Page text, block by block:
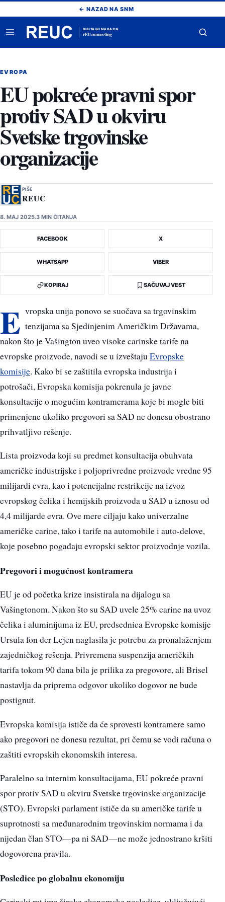
na
sadržaj
← NAZAD NA SNM
Otvori
meni
DIGITALNI MAGAZIN
rEUconnecting
EVROPA
EU pokreće pravni spor
protiv SAD u okviru
Svetske trgovinske
organizacije
PIŠE
REUC
8. MAJ 2025.3 MIN ČITANJA
FACEBOOK X
WHATSAPP VIBER
KOPIRAJ SAČUVAJ VEST
E vropska unija ponovo se suočava sa trgovinskim
tenzijama sa Sjedinjenim Američkim Državama,
nakon što je Vašington uveo visoke carinske tarife na
evropske proizvode, navodi se u izveštaju Evropske
komisije. Kako bi se zaštitila evropska industrija i
potrošači, Evropska komisija pokrenula je javne
konsultacije o mogućim kontramerama koje bi mogle biti
primenjene ukoliko pregovori sa SAD ne donesu obostrano
prihvatljivo rešenje.
Lista proizvoda koji su predmet konsultacija obuhvata
američke industrijske i poljoprivredne proizvode vredne 95
milijardi evra, kao i potencijalne restrikcije na izvoz
evropskog čelika i hemijskih proizvoda u SAD u iznosu od
4,4 milijarde evra. Ove mere ciljaju kako univerzalne
američke carine, tako i tarife na automobile i auto-delove,
koje posebno pogađaju evropski sektor proizvodnje vozila.
Pregovori i mogućnost kontramera
EU je od početka krize insistirala na dijalogu sa
Vašingtonom. Nakon što su SAD uvele 25% carine na uvoz
čelika i aluminijuma iz EU, predsednica Evropske komisije
Ursula fon der Lejen naglasila je potrebu za pronalaženjem
zajedničkog rešenja. Privremena suspenzija američkih
tarifa tokom 90 dana bila je prilika za pregovore, ali Brisel
nastavlja da priprema odgovor ukoliko dogovor ne bude
postignut.
Evropska komisija ističe da će sprovesti kontramere samo
ako pregovori ne donesu rezultat, pri čemu se vodi računa o
zaštiti evropskih ekonomskih interesa.
Paralelno sa internim konsultacijama, EU pokreće pravni
spor protiv SAD u okviru Svetske trgovinske organizacije
(STO). Evropski parlament ističe da su američke tarife u
suprotnosti sa međunarodnim trgovinskim normama i da
nijedan član STO—pa ni SAD—ne može jednostrano kršiti
dogovorena pravila.
Posledice po globalnu ekonomiju